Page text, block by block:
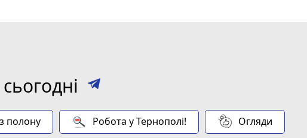
полону Робота у Тернополі! Огляди